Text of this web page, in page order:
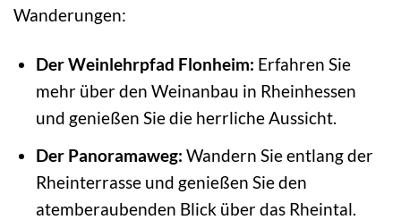
Wanderungen:
Der Weinlehrpfad Flonheim: Erfahren Sie
mehr über den Weinanbau in Rheinhessen
und genießen Sie die herrliche Aussicht.
Der Panoramaweg: Wandern Sie entlang der
Rheinterrasse und genießen Sie den
atemberaubenden Blick über das Rheintal.